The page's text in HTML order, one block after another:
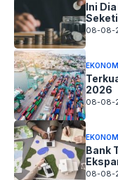
Ini
08-08-
EKONOMI
2026
08-08-
EKONOMI
Bank
08-08-